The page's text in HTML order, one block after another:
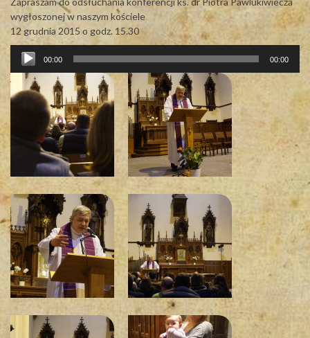
wygłoszonej w naszym kościele
12 grudnia 2015 o godz. 15.30
Odtwarzacz
plików
dźwiękowych
00:00 00:00